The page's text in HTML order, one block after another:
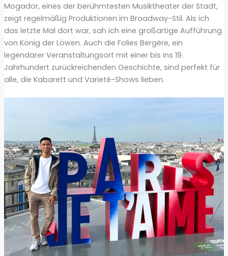
Mogador, eines der berühmtesten Musiktheater der Stadt,
zeigt regelmäßig Produktionen im Broadway-Stil. Als ich
das letzte Mal dort war, sah ich eine großartige Aufführung
von König der Löwen. Auch die Folies Bergère, ein
legendärer Veranstaltungsort mit einer bis ins 19.
Jahrhundert zurückreichenden Geschichte, sind perfekt für
alle, die Kabarett und Varieté-Shows lieben.